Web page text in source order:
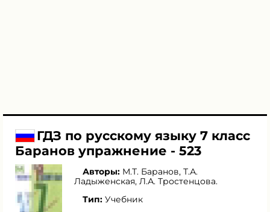
ГДЗ по русскому языку 7 класс
Баранов упражнение - 523
Авторы: М.Т. Баранов, Т.А.
Ладыженская, Л.А. Тростенцова.
Тип: Учебник